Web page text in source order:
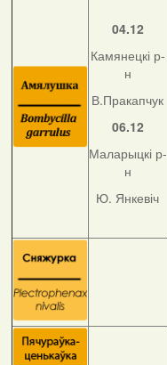
04.12
Камянецкі р-
н
В.Пракапчук
06.12
Маларыцкі р-
н
Ю. Янкевіч